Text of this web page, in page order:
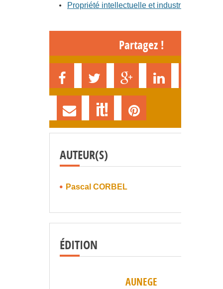
Propriété intellectuelle et industrielle
Partagez !
AUTEUR(S)
Pascal CORBEL
ÉDITION
AUNEGE